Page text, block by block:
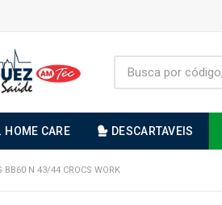
HOME CARE DESCARTAVEIS
BB60 N 43/44 CROCS WORK